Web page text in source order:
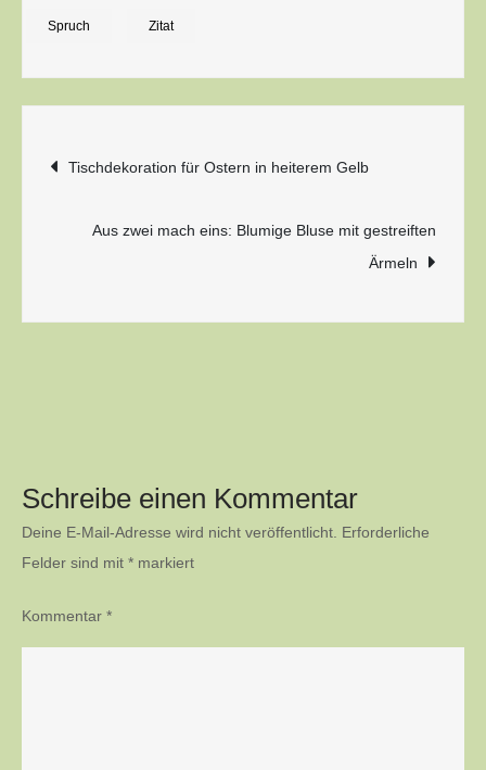
Spruch Zitat
Beitragsnavigation
Tischdekoration für Ostern in heiterem Gelb
Aus zwei mach eins: Blumige Bluse mit gestreiften
Ärmeln
Schreibe einen Kommentar
Deine E-Mail-Adresse wird nicht veröffentlicht. Erforderliche
Felder sind mit * markiert
Kommentar *